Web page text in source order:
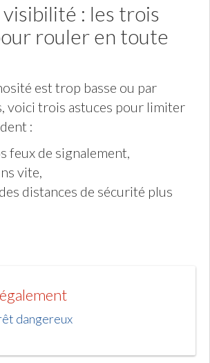
: les trois
rouler en toute
est trop basse ou par
voici trois astuces pour limiter
:
feux de signalement,
vite,
distances de sécurité plus
dangereux